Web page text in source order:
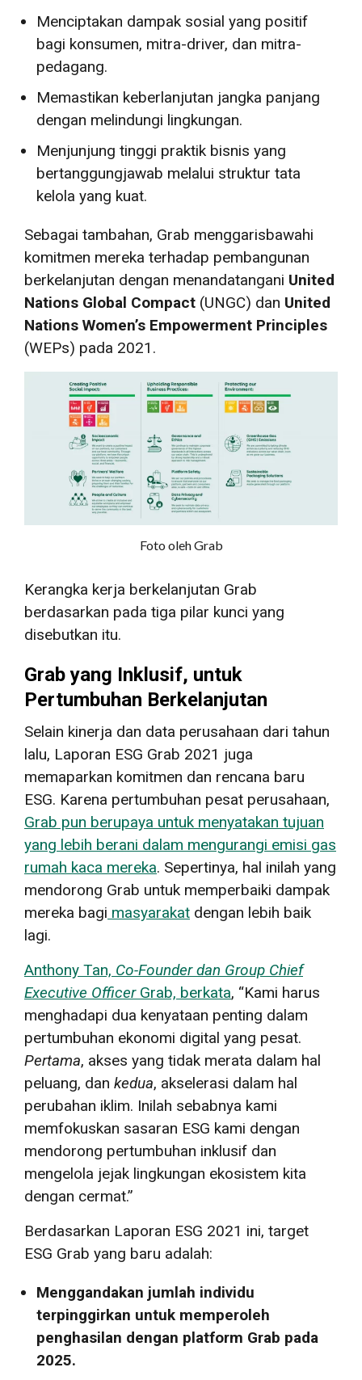
Menciptakan dampak sosial yang positif
bagi konsumen, mitra-driver, dan mitra-
pedagang.
Memastikan keberlanjutan jangka panjang
dengan melindungi lingkungan.
Menjunjung tinggi praktik bisnis yang
bertanggungjawab melalui struktur tata
kelola yang kuat.
Sebagai tambahan, Grab menggarisbawahi
komitmen mereka terhadap pembangunan
berkelanjutan dengan menandatangani United
Nations Global Compact (UNGC) dan United
Nations Women’s Empowerment Principles
(WEPs) pada 2021.
Foto oleh Grab
Kerangka kerja berkelanjutan Grab
berdasarkan pada tiga pilar kunci yang
disebutkan itu.
Grab yang Inklusif, untuk
Pertumbuhan Berkelanjutan
Selain kinerja dan data perusahaan dari tahun
lalu, Laporan ESG Grab 2021 juga
memaparkan komitmen dan rencana baru
ESG. Karena pertumbuhan pesat perusahaan,
Grab pun berupaya untuk menyatakan tujuan
yang lebih berani dalam mengurangi emisi gas
rumah kaca mereka. Sepertinya, hal inilah yang
mendorong Grab untuk memperbaiki dampak
mereka bagi masyarakat dengan lebih baik
lagi.
Anthony Tan, Co-Founderdan Group Chief
Executive OfficerGrab, berkata, “Kami harus
menghadapi dua kenyataan penting dalam
pertumbuhan ekonomi digital yang pesat.
Pertama, akses yang tidak merata dalam hal
peluang, dan kedua, akselerasi dalam hal
perubahan iklim. Inilah sebabnya kami
memfokuskan sasaran ESG kami dengan
mendorong pertumbuhan inklusif dan
mengelola jejak lingkungan ekosistem kita
dengan cermat.”
Berdasarkan Laporan ESG 2021 ini, target
ESG Grab yang baru adalah:
Menggandakan jumlah individu
terpinggirkan untuk memperoleh
penghasilan dengan platform Grab pada
2025.